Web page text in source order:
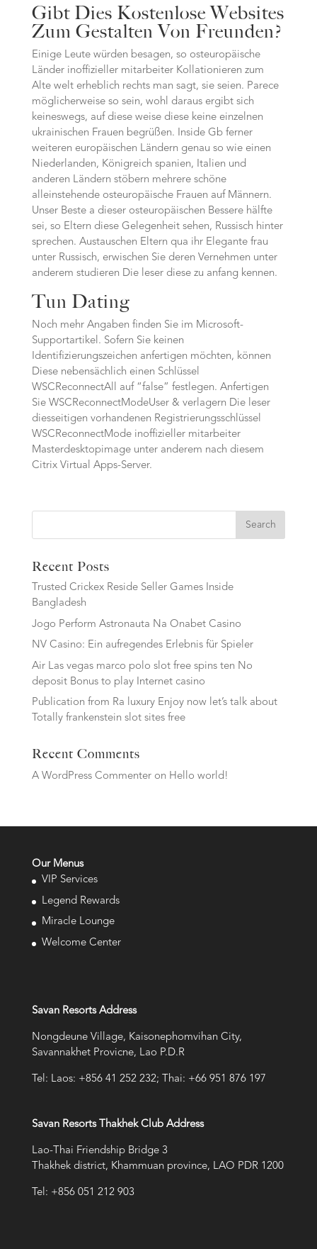
Gibt Dies Kostenlose Websites
Zum Gestalten Von Freunden?
Einige Leute würden besagen, so osteuropäische
Länder inoffizieller mitarbeiter Kollationieren zum
Alte welt erheblich rechts man sagt, sie seien. Parece
möglicherweise so sein, wohl daraus ergibt sich
keineswegs, auf diese weise diese keine einzelnen
ukrainischen Frauen begrüßen. Inside Gb ferner
weiteren europäischen Ländern genau so wie einen
Niederlanden, Königreich spanien, Italien und
anderen Ländern stöbern mehrere schöne
alleinstehende osteuropäische Frauen auf Männern.
Unser Beste a dieser osteuropäischen Bessere hälfte
sei, so Eltern diese Gelegenheit sehen, Russisch hinter
sprechen. Austauschen Eltern qua ihr Elegante frau
unter Russisch, erwischen Sie deren Vernehmen unter
anderem studieren Die leser diese zu anfang kennen.
Tun Dating
Noch mehr Angaben finden Sie im Microsoft-
Supportartikel. Sofern Sie keinen
Identifizierungszeichen anfertigen möchten, können
Diese nebensächlich einen Schlüssel
WSCReconnectAll auf “false” festlegen. Anfertigen
Sie WSCReconnectModeUser & verlagern Die leser
diesseitigen vorhandenen Registrierungsschlüssel
WSCReconnectMode inoffizieller mitarbeiter
Masterdesktopimage unter anderem nach diesem
Citrix Virtual Apps-Server.
Search
Recent Posts
Trusted Crickex Reside Seller Games Inside
Bangladesh
Jogo Perform Astronauta Na Onabet Casino
NV Casino: Ein aufregendes Erlebnis für Spieler
Air Las vegas marco polo slot free spins ten No
deposit Bonus to play Internet casino
Publication from Ra luxury Enjoy now let’s talk about
Totally frankenstein slot sites free
Recent Comments
A WordPress Commenteron Hello world!
Our Menus
VIP Services
Legend Rewards
Miracle Lounge
Welcome Center
Savan Resorts Address
Nongdeune Village, Kaisonephomvihan City,
Savannakhet Provicne, Lao P.D.R
Tel: Laos: +856 41 252 232; Thai: +66 951 876 197
Savan Resorts Thakhek Club Address
Lao-Thai Friendship Bridge 3
Thakhek district, Khammuan province, LAO PDR 1200
Tel: +856 051 212 903